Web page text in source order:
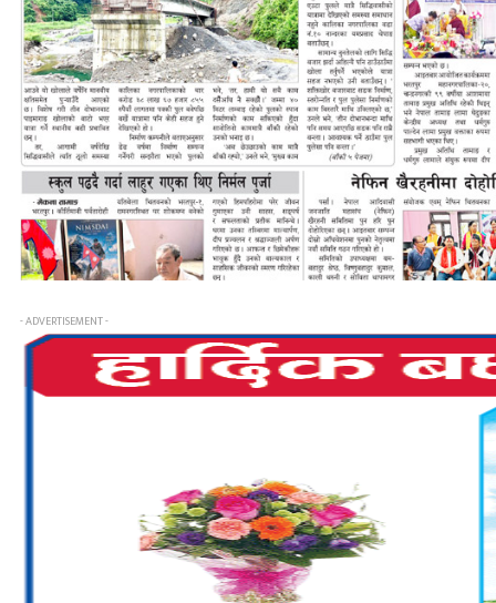
- ADVERTISEMENT -